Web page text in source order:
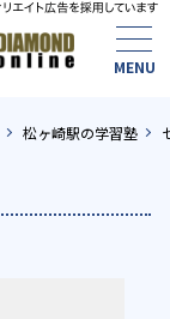
松ヶ崎駅の学習塾